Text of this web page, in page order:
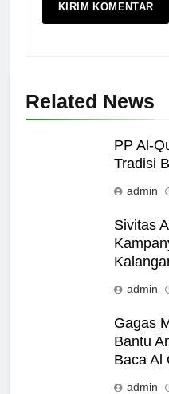
Related News
PP Al-
Tradisi
admin
Sivitas
admin
Gagas
Bantu
Baca Al
admin